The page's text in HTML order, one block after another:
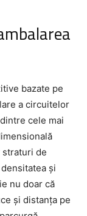
bazate pe
a circuitelor
cele mai
straturi de
și
nu doar că
și distanța pe